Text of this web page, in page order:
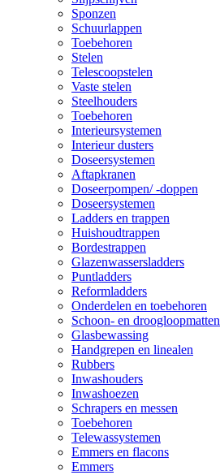
Sponzen
Schuurlappen
Toebehoren
Stelen
Telescoopstelen
Vaste stelen
Steelhouders
Toebehoren
Interieursystemen
Interieur dusters
Doseersystemen
Aftapkranen
Doseerpompen/ -doppen
Doseersystemen
Ladders en trappen
Huishoudtrappen
Bordestrappen
Glazenwassersladders
Puntladders
Reformladders
Onderdelen en toebehoren
Schoon- en droogloopmatten
Glasbewassing
Handgrepen en linealen
Rubbers
Inwashouders
Inwashoezen
Schrapers en messen
Toebehoren
Telewassystemen
Emmers en flacons
Emmers